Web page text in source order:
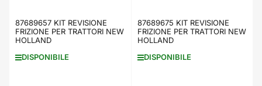
87689657 KIT REVISIONE
FRIZIONE PER TRATTORI NEW
HOLLAND
DISPONIBILE
87689675 KIT REVISIONE
FRIZIONE PER TRATTORI NEW
HOLLAND
DISPONIBILE